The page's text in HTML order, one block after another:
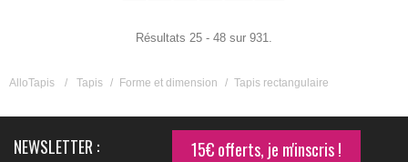
Résultats 25 - 48 sur 931.
AlloTapis / Tapis / Forme et dimension / Tapis rectangulaire
NEWSLETTER : 15€ offerts, je m'inscris !